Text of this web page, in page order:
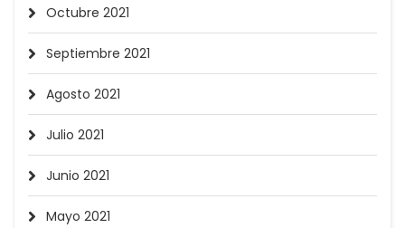
Octubre 2021
Septiembre 2021
Agosto 2021
Julio 2021
Junio 2021
Mayo 2021